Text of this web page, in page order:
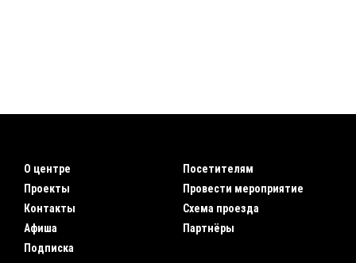
О центре
Проекты
Контакты
Афиша
Подписка
Посетителям
Провести мероприятие
Схема проезда
Партнёры